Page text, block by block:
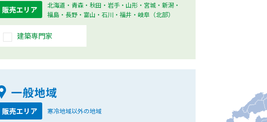
販売エリア
北海道・青森・秋田・岩手・山形・宮城・新潟・
福島・長野・富山・石川・福井・岐阜（北部）
建築専門家
一般地域
販売エリア 寒冷地域以外の地域
外壁材
COOL（新色追加）
イルミオ
モエンエクセラード16 Fu-ge
ソレア